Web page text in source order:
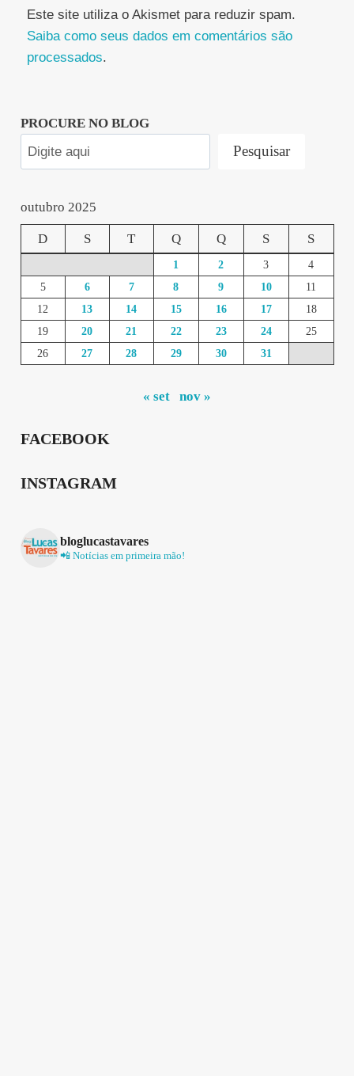
Este site utiliza o Akismet para reduzir spam.
Saiba como seus dados em comentários são
processados.
PROCURE NO BLOG
Pesquisar
outubro 2025
D S T Q Q S S
1 2 3
4
5
6 7 8 9 10
11
12
13 14 15 16 17
18
19
20 21 22 23 24
25
26
27 28 29 30 31
« set nov »
FACEBOOK
INSTAGRAM
bloglucastavares
📲 Notícias em primeira mão!